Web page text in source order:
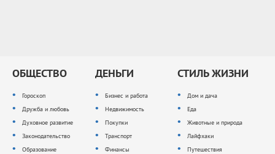
ОБЩЕСТВО
Гороскоп
Дружба и любовь
Духовное развитие
Законодательство
Образование
ДЕНЬГИ
Бизнес и работа
Недвижимость
Покупки
Транспорт
Финансы
СТИЛЬ ЖИЗНИ
Дом и дача
Еда
Животные и природа
Лайфхаки
Путешествия